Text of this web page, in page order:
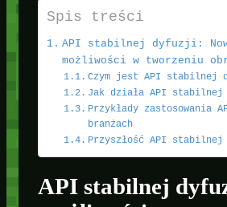
Spis treści
API stabilnej dyfuzji:
możliwości w tworzeniu
Czym jest API stabilnej
Jak działa API
Przykłady zastosowania
branżach
Przyszłość API
API stabilnej